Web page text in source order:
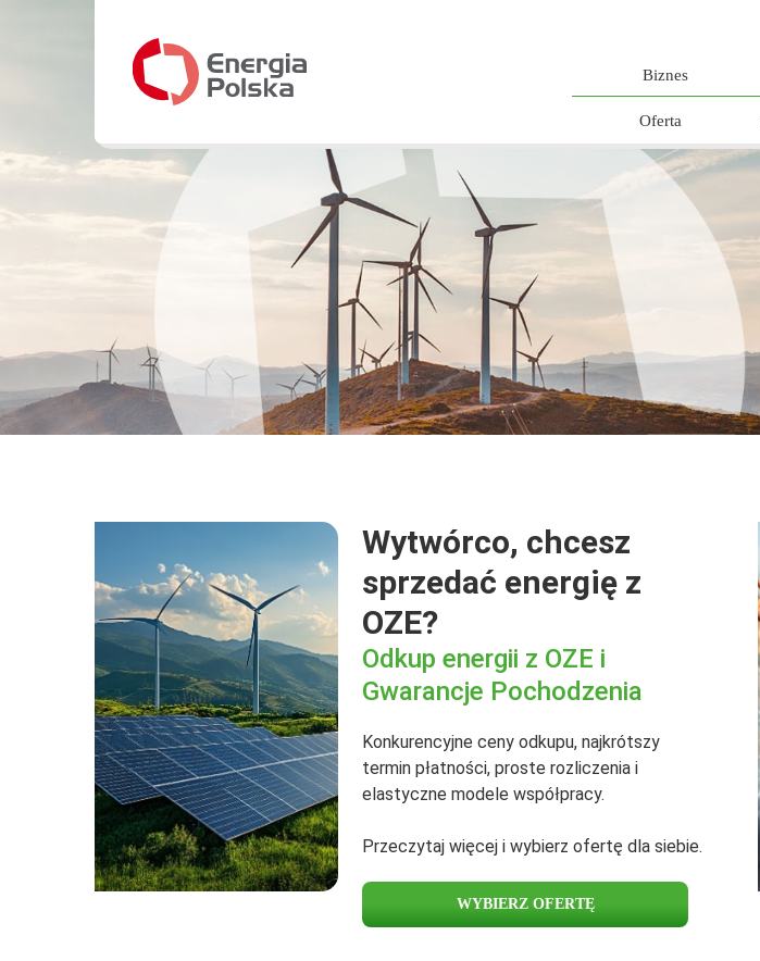
Biznes
Oferta
Wytwórco, chcesz
sprzedać energię z
OZE?
Odkup energii z OZE i
Gwarancje Pochodzenia
Konkurencyjne ceny odkupu, najkrótszy
termin płatności, proste rozliczenia i
elastyczne modele współpracy.
Przeczytaj więcej i wybierz ofertę dla siebie.
WYBIERZ OFERTĘ